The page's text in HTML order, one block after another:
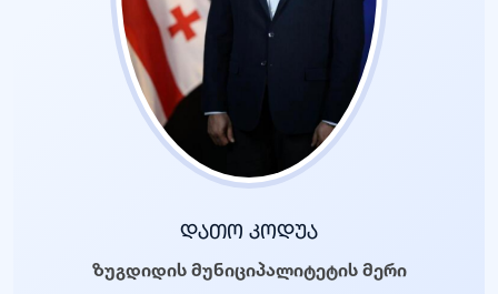
დათო კოდუა
ზუგდიდის მუნიციპალიტეტის მერი